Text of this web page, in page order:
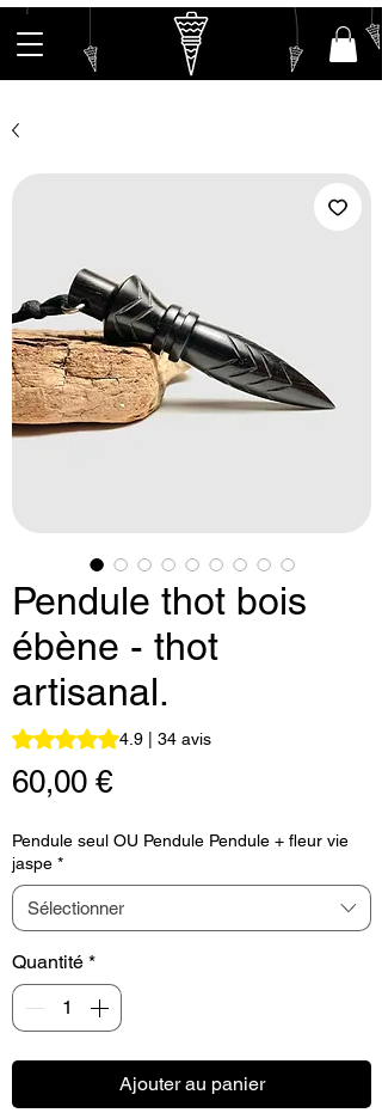
Pendule thot bois
ébène - thot
artisanal.
La note est de 4.9 sur cinq étoiles selon 34
4.9 | 34 avis
60,00 €Prix
Pendule seul OU Pendule Pendule + fleur vie
jaspe *
Sélectionner
Quantité *
Ajouter au panier